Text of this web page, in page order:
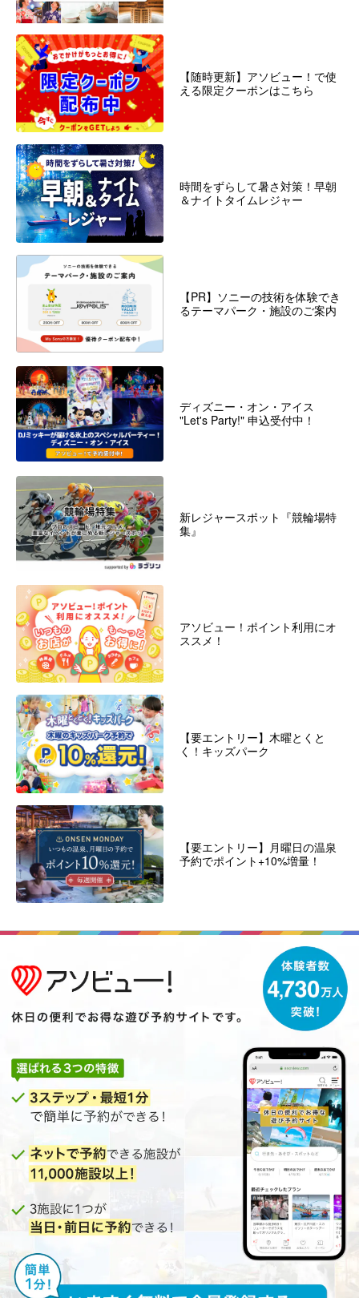
【随時更新】アソビュー！で使
える限定クーポンはこちら
時間をずらして暑さ対策！早朝
＆ナイトタイムレジャー
【PR】ソニーの技術を体験でき
るテーマパーク・施設のご案内
ディズニー・オン・アイス
"Let's Party!" 申込受付中！
新レジャースポット『競輪場特
集』
アソビュー！ポイント利用にオ
ススメ！
【要エントリー】木曜とくと
く！キッズパーク
【要エントリー】月曜日の温泉
予約でポイント+10%増量！